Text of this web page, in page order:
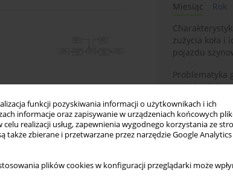
funkcji pozyskiwania informacji o użytkownikach i ich
informacje oraz zapisywanie w urządzeniach końcowych
realizacji usług, zapewnienia wygodnego korzystania ze
także zbierane i przetwarzane przez narzędzie Google Analytics
plików cookies w konfiguracji przeglądarki może
Pobrania: 4 Wyświetlenia: 47
Miesiąc
Rok
zużycia koła i
pojazdu
Problematyka
spots) w
Use of Stage
modernized
Najczęściej